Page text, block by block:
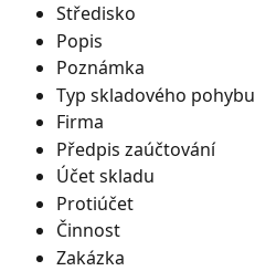
Středisko
Popis
Poznámka
Typ skladového pohybu
Firma
Předpis zaúčtování
Účet skladu
Protiúčet
Činnost
Zakázka